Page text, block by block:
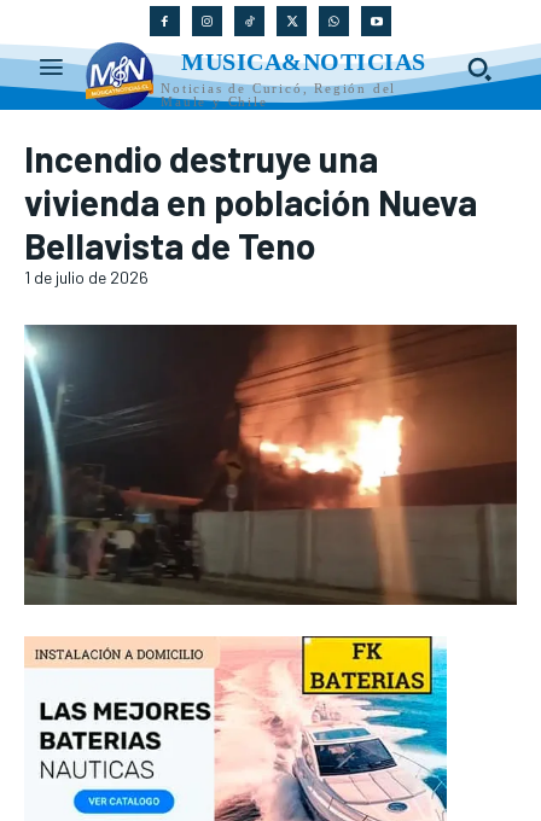
MUSICA&NOTICIAS
Noticias de Curicó, Región del
Maule y Chile
Incendio destruye una
vivienda en población Nueva
Bellavista de Teno
1 de julio de 2026